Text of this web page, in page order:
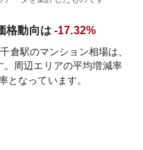
格動向は -17.32%
千倉駅のマンション相場は、
。周辺エリアの平均増減率
となっています。